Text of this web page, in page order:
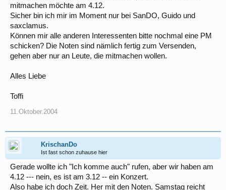
mitmachen möchte am 4.12.
Sicher bin ich mir im Moment nur bei SanDO, Guido und
saxclamus.
Können mir alle anderen Interessenten bitte nochmal eine PM
schicken? Die Noten sind nämlich fertig zum Versenden,
gehen aber nur an Leute, die mitmachen wollen.
Alles Liebe
Toffi
11.Oktober.2004
KrischanDo
Ist fast schon zuhause hier
Gerade wollte ich "Ich komme auch" rufen, aber wir haben am
4.12 --- nein, es ist am 3.12 -- ein Konzert.
Also habe ich doch Zeit. Her mit den Noten. Samstag reicht